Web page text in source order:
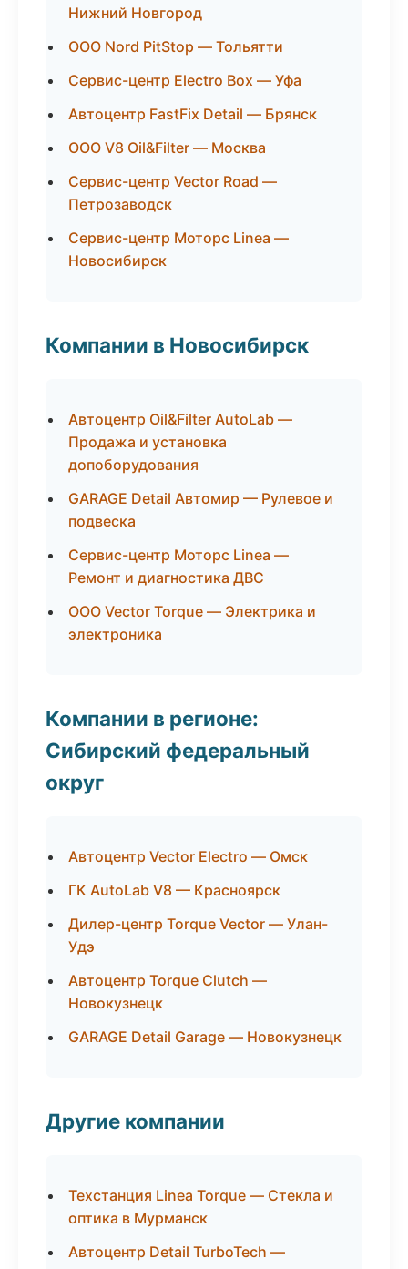
Нижний Новгород
ООО Nord PitStop — Тольятти
Сервис-центр Electro Box — Уфа
Автоцентр FastFix Detail — Брянск
ООО V8 Oil&Filter — Москва
Сервис-центр Vector Road —
Петрозаводск
Сервис-центр Моторс Linea —
Новосибирск
Компании в Новосибирск
Автоцентр Oil&Filter AutoLab —
Продажа и установка
допоборудования
GARAGE Detail Автомир — Рулевое и
подвеска
Сервис-центр Моторс Linea —
Ремонт и диагностика ДВС
ООО Vector Torque — Электрика и
электроника
Компании в регионе:
Сибирский федеральный
округ
Автоцентр Vector Electro — Омск
ГК AutoLab V8 — Красноярск
Дилер-центр Torque Vector — Улан-
Удэ
Автоцентр Torque Clutch —
Новокузнецк
GARAGE Detail Garage — Новокузнецк
Другие компании
Техстанция Linea Torque — Стекла и
оптика в Мурманск
Автоцентр Detail TurboTech —